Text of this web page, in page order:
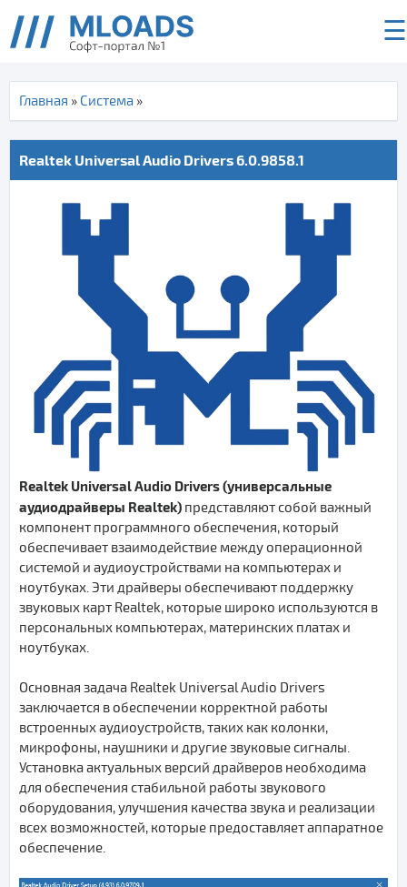
☰
Главная » Система »
Realtek Universal Audio Drivers 6.0.9858.1
Realtek Universal Audio Drivers (универсальные
аудиодрайверы Realtek) представляют собой важный
компонент программного обеспечения, который
обеспечивает взаимодействие между операционной
системой и аудиоустройствами на компьютерах и
ноутбуках. Эти драйверы обеспечивают поддержку
звуковых карт Realtek, которые широко используются в
персональных компьютерах, материнских платах и
ноутбуках.
Основная задача Realtek Universal Audio Drivers
заключается в обеспечении корректной работы
встроенных аудиоустройств, таких как колонки,
микрофоны, наушники и другие звуковые сигналы.
Установка актуальных версий драйверов необходима
для обеспечения стабильной работы звукового
оборудования, улучшения качества звука и реализации
всех возможностей, которые предоставляет аппаратное
обеспечение.